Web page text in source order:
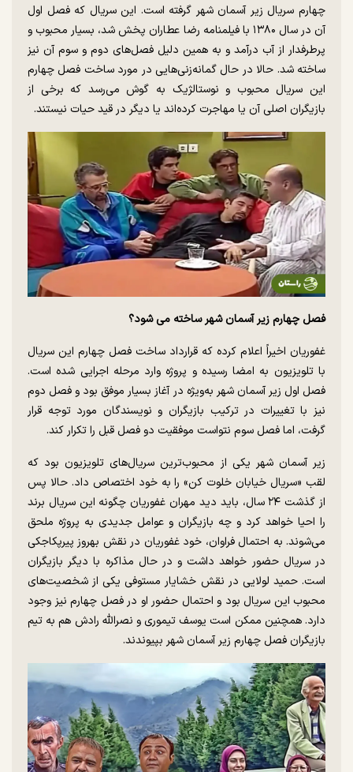
چهارم سریال زیر آسمان شهر گرفته است. این سریال که فصل اول
آن در سال ۱۳۸۰ با فیلمنامه رضا عطاران پخش شد، بسیار محبوب و
پرطرفدار از آب درآمد و به همین دلیل فصل‌های دوم و سوم آن نیز
ساخته شد. حالا در حال گمانه‌زنی‌هایی در مورد ساخت فصل چهارم
این سریال محبوب و نوستالژیک به گوش می‌رسد که برخی از
بازیگران اصلی آن یا مهاجرت کرده‌اند یا دیگر در قید حیات نیستند.
فصل چهارم زیر آسمان شهر ساخته می شود؟
غفوریان اخیراً اعلام کرده که قرارداد ساخت فصل چهارم این سریال
با تلویزیون به امضا رسیده و پروژه وارد مرحله اجرایی شده است.
فصل اول زیر آسمان شهر به‌ویژه در آغاز بسیار موفق بود و فصل دوم
نیز با تغییرات در ترکیب بازیگران و نویسندگان مورد توجه قرار
گرفت، اما فصل سوم نتواست موفقیت دو فصل قبل را تکرار کند.
زیر آسمان شهر یکی از محبوب‌ترین سریال‌های تلویزیون بود که
لقب «سریال خیابان خلوت کن» را به خود اختصاص داد. حالا پس
از گذشت ۲۴ سال، باید دید مهران غفوریان چگونه این سریال برند
را احیا خواهد کرد و چه بازیگران و عوامل جدیدی به پروژه ملحق
می‌شوند. به احتمال فراوان، خود غفوریان در نقش بهروز پیرپکاجکی
در سریال حضور خواهد داشت و در حال مذاکره با دیگر بازیگران
است. حمید لولایی در نقش خشایار مستوفی یکی از شخصیت‌های
محبوب این سریال بود و احتمال حضور او در فصل چهارم نیز وجود
دارد. همچنین ممکن است یوسف تیموری و نصرالله رادش هم به تیم
بازیگران فصل چهارم زیر آسمان شهر بپیوندند.